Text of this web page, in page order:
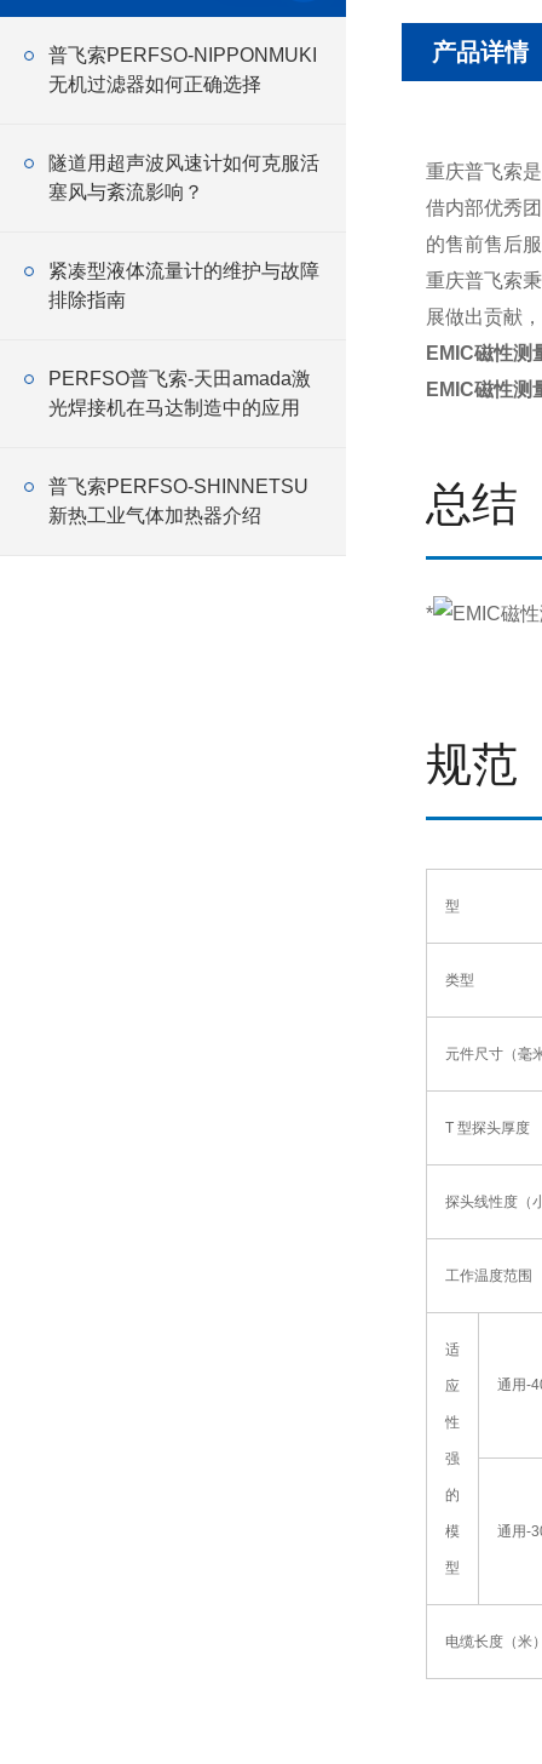
普飞索PERFSO-NIPPONMUKI
无机过滤器如何正确选择
隧道用超声波风速计如何克服活
塞风与紊流影响？
紧凑型液体流量计的维护与故障
排除指南
PERFSO普飞索-天田amada激
光焊接机在马达制造中的应用
普飞索PERFSO-SHINNETSU
新热工业气体加热器介绍
产品详情
重庆普飞索
借内部优秀
的售前售后
重庆普飞索
展做出贡献
EMIC磁性测
EMIC磁性测
总结
*
规范
型
类型
元件尺寸（毫
T 型探头厚度
探头线性度（
工作温度范围
适
应
性
强
的
模
型
通用-
通用-
电缆长度（米